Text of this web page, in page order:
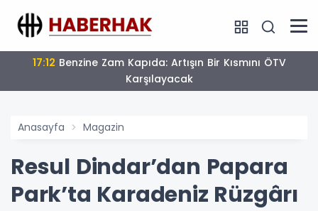
17:12
Karşılayacak
Anasayfa Magazin
Resul Dindar’dan Papara
Park’ta Karadeniz Rüzgârı